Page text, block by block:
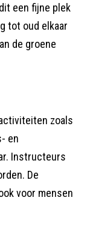
een fijne plek
tot oud elkaar
de groene
zoals
en
Instructeurs
De
voor mensen